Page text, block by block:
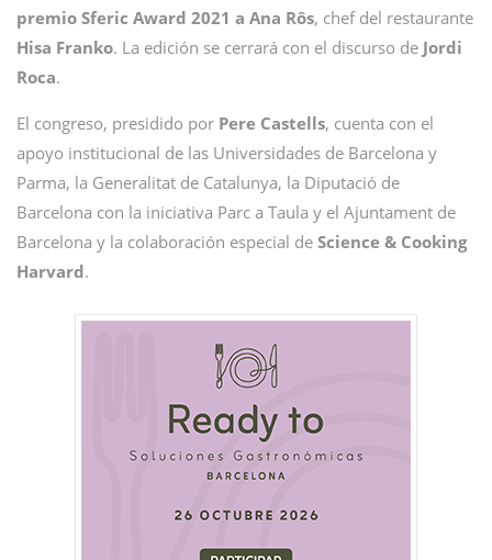
premio Sferic Award 2021 a Ana Rôs, chef del restaurante
Hisa Franko. La edición se cerrará con el discurso de Jordi
Roca.
El congreso, presidido por Pere Castells, cuenta con el
apoyo institucional de las Universidades de Barcelona y
Parma, la Generalitat de Catalunya, la Diputació de
Barcelona con la iniciativa Parc a Taula y el Ajuntament de
Barcelona y la colaboración especial de Science & Cooking
Harvard.